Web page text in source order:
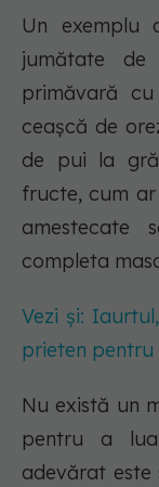
Un exemplu
jumătate
primăvară
ceașcă de
de pui la
fructe, cum
amestecate
completa
Vezi și:
prieten pentru
Nu există un
pentru a
adevărat